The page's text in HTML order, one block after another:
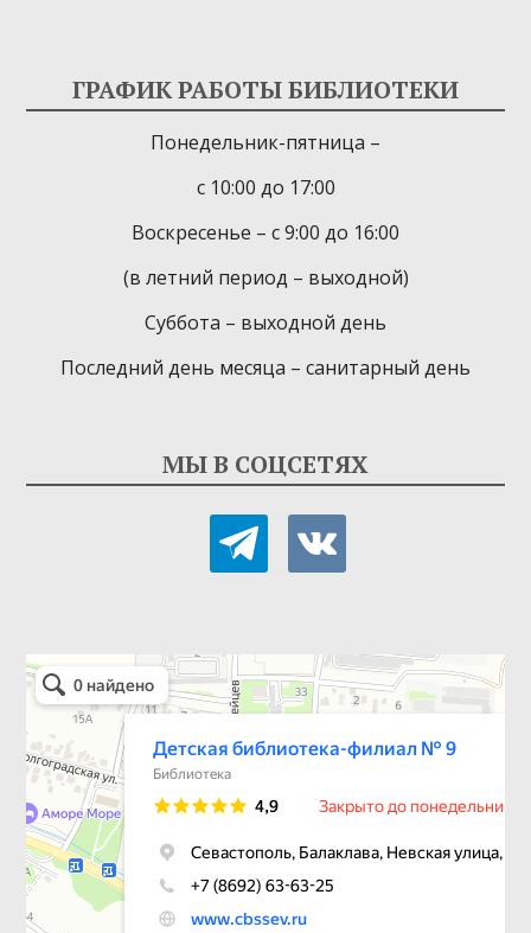
ГРАФИК РАБОТЫ БИБЛИОТЕКИ
Понедельник-пятница –
с 10:00 до 17:00
Воскресенье – с 9:00 до 16:00
(в летний период – выходной)
Суббота – выходной день
Последний день месяца – санитарный день
МЫ В СОЦСЕТЯХ
telegram vkontakte
Детская библиотека-филиал № 9
Библиотека в Севастополе